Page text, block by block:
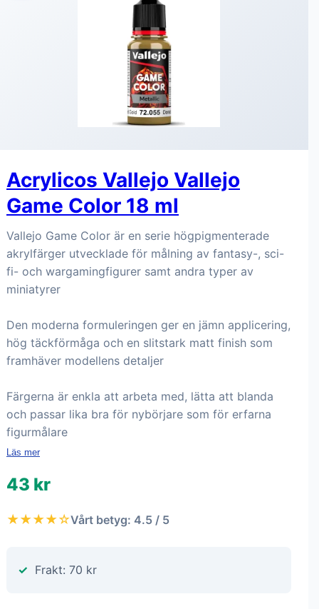
Acrylicos Vallejo Vallejo
Game Color 18 ml
Vallejo Game Color är en serie högpigmenterade
akrylfärger utvecklade för målning av fantasy-, sci-
fi- och wargamingfigurer samt andra typer av
miniatyrer
Den moderna formuleringen ger en jämn applicering,
hög täckförmåga och en slitstark matt finish som
framhäver modellens detaljer
Färgerna är enkla att arbeta med, lätta att blanda
och passar lika bra för nybörjare som för erfarna
figurmålare
Läs mer
43 kr
★★★★☆Vårt betyg: 4.5 / 5
Frakt: 70 kr